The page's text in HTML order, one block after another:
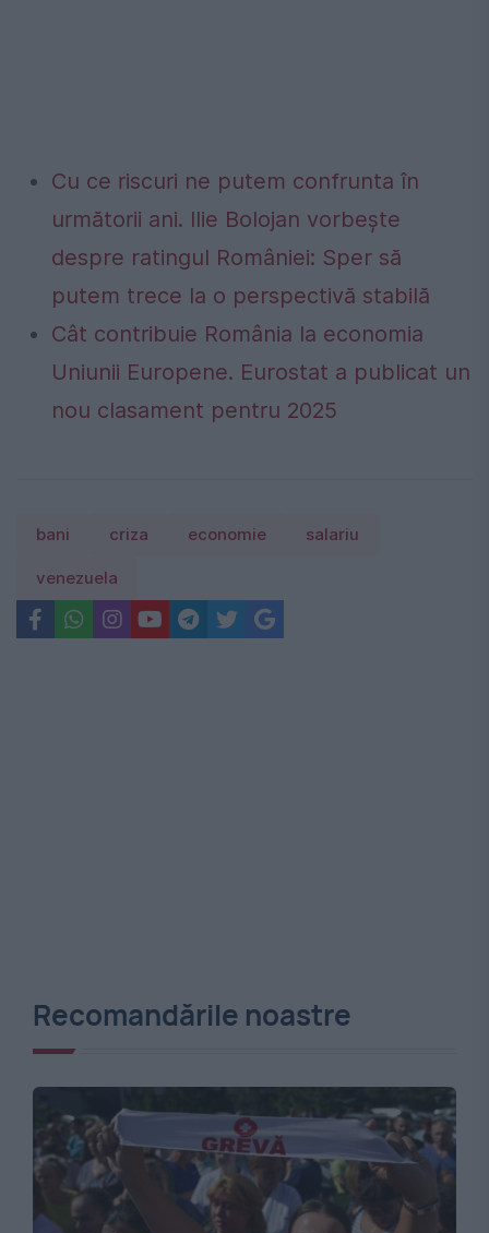
Cu ce riscuri ne putem confrunta în
următorii ani. Ilie Bolojan vorbește
despre ratingul României: Sper să
putem trece la o perspectivă stabilă
Cât contribuie România la economia
Uniunii Europene. Eurostat a publicat un
nou clasament pentru 2025
bani criza economie salariu
venezuela
Recomandările noastre